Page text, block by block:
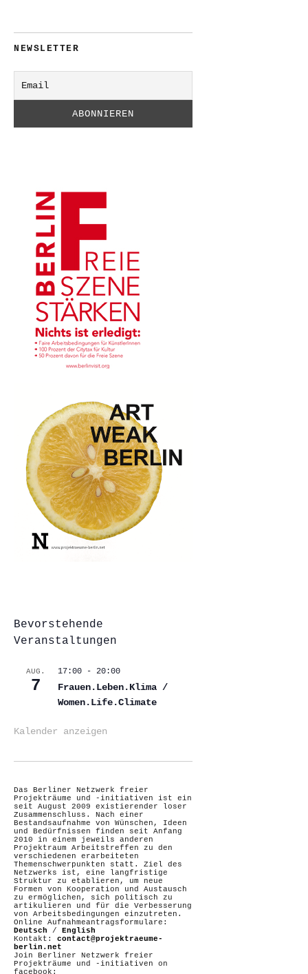
NEWSLETTER
Bevorstehende
Veranstaltungen
AUG.
7
17:00 - 20:00
Frauen.Leben.Klima /
Women.Life.Climate
Kalender anzeigen
Das Berliner Netzwerk freier
Projekträume und -initiativen ist ein
seit August 2009 existierender loser
Zusammenschluss. Nach einer
Bestandsaufnahme von Wünschen, Ideen
und Bedürfnissen finden seit Anfang
2010 in einem jeweils anderen
Projektraum Arbeitstreffen zu den
verschiedenen erarbeiteten
Themenschwerpunkten statt. Ziel des
Netzwerks ist, eine langfristige
Struktur zu etablieren, um neue
Formen von Kooperation und Austausch
zu ermöglichen, sich politisch zu
artikulieren und für die Verbesserung
von Arbeitsbedingungen einzutreten.
Online Aufnahmeantragsformulare:
Deutsch / English
Kontakt: contact@projektraeume-
berlin.net
Join Berliner Netzwerk freier
Projekträume und -initiativen on
facebook: